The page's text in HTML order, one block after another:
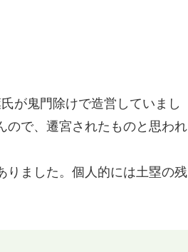
が鬼門除けで造営していまし
ので、遷宮されたものと思われ
りました。個人的には土塁の残